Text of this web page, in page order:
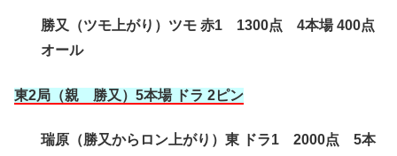
勝又（ツモ上がり）ツモ 赤1 1300点 4本場 400点
オール
東2局（親 勝又）5本場 ドラ 2ピン
瑞原（勝又からロン上がり）東 ドラ1 2000点 5本